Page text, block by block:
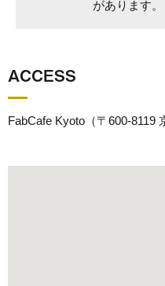
があります。
ACCESS
FabCafe Kyoto（〒600-8119